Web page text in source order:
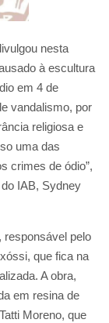
nesta
à escultura
em 4 de
vandalismo, por
religiosa e
uma das
crimes de ódio”,
IAB, Sydney
responsável pelo
que fica na
A obra,
em resina de
Moreno, que